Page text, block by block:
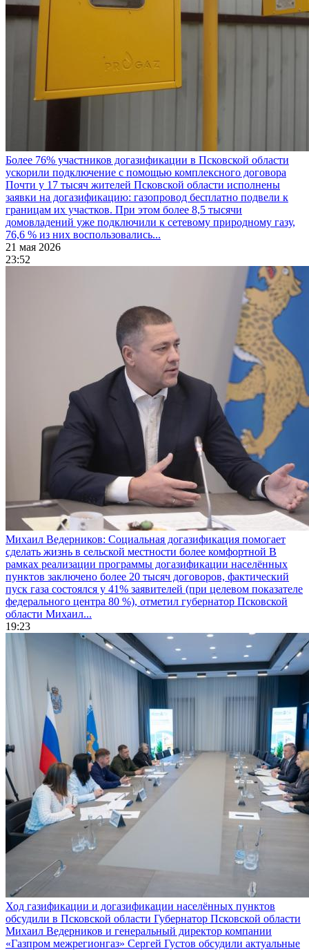
Более 76% участников догазификации в Псковской области
ускорили подключение с помощью комплексного договора
Почти у 17 тысяч жителей Псковской области исполнены
заявки на догазификацию: газопровод бесплатно подвели к
границам их участков. При этом более 8,5 тысячи
домовладений уже подключили к сетевому природному газу,
76,6 % из них воспользовались...
21 мая 2026
23:52
Михаил Ведерников: Социальная догазификация помогает
сделать жизнь в сельской местности более комфортной В
рамках реализации программы догазификации населённых
пунктов заключено более 20 тысяч договоров, фактический
пуск газа состоялся у 41% заявителей (при целевом показателе
федерального центра 80 %), отметил губернатор Псковской
области Михаил...
19:23
Ход газификации и догазификации населённых пунктов
обсудили в Псковской области Губернатор Псковской области
Михаил Ведерников и генеральный директор компании
«Газпром межрегионгаз» Сергей Густов обсудили актуальные